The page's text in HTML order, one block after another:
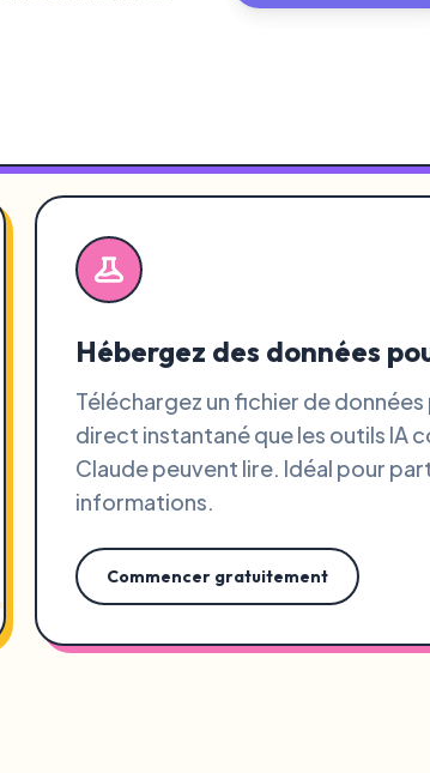
Hébergez des données
Téléchargez un fichier de données
direct instantané que les outils IA
Claude peuvent lire. Idéal pour
informations.
Commencer gratuitement